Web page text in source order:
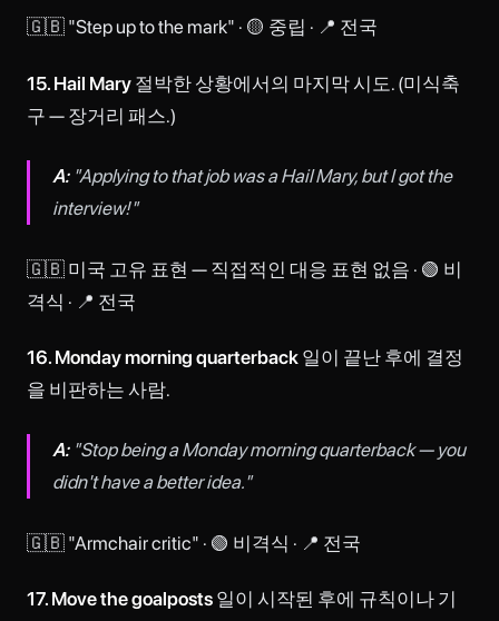
🇬🇧 "Step up to the mark" · 🟡 중립 · 📍 전국
15. Hail Mary 절박한 상황에서의 마지막 시도. (미식축
구 — 장거리 패스.)
A:"Applying to that job was a Hail Mary, but I got the
interview!"
🇬🇧 미국 고유 표현 — 직접적인 대응 표현 없음 · 🟢 비
격식 · 📍 전국
16. Monday morning quarterback 일이 끝난 후에 결정
을 비판하는 사람.
A:"Stop being a Monday morning quarterback — you
didn't have a better idea."
🇬🇧 "Armchair critic" · 🟢 비격식 · 📍 전국
17. Move the goalposts 일이 시작된 후에 규칙이나 기